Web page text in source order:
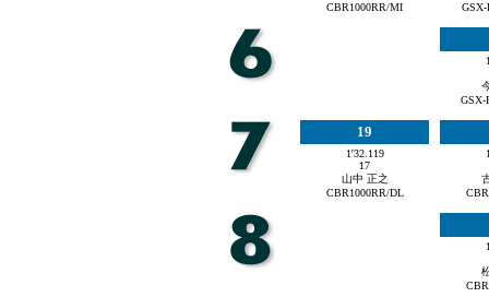
CBR1000RR/MI
GSX-
19
1'32.119
17
山中 正之
CBR1000RR/DL